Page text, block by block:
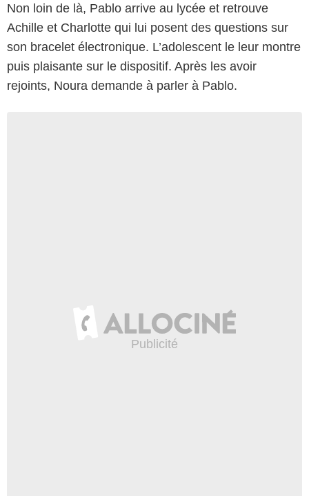
Non loin de là, Pablo arrive au lycée et retrouve
Achille et Charlotte qui lui posent des questions sur
son bracelet électronique. L’adolescent le leur montre
puis plaisante sur le dispositif. Après les avoir
rejoints, Noura demande à parler à Pablo.